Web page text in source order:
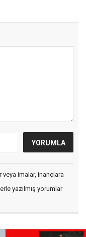
imalar, inançlara
yazılmış yorumlar